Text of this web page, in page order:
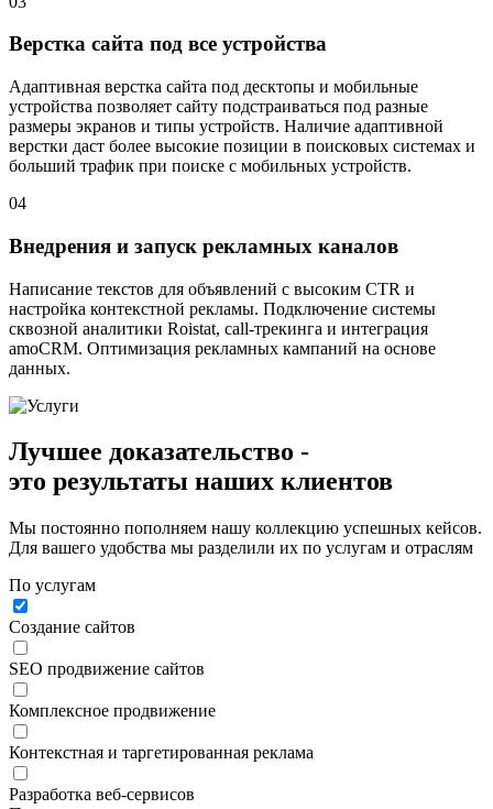
Верстка сайта под все устройства
Адаптивная верстка сайта под десктопы и мобильные
устройства позволяет сайту подстраиваться под разные
размеры экранов и типы устройств. Наличие адаптивной
верстки даст более высокие позиции в поисковых системах и
больший трафик при поиске с мобильных устройств.
04
Внедрения и запуск рекламных каналов
Написание текстов для объявлений с высоким CTR и
настройка контекстной рекламы. Подключение системы
сквозной аналитики Roistat, call-трекинга и интеграция
amoCRM. Оптимизация рекламных кампаний на основе
данных.
Лучшее доказательство -
это результаты наших клиентов
Мы постоянно пополняем нашу коллекцию успешных кейсов.
Для вашего удобства мы разделили их по услугам и отраслям
По услугам
Создание сайтов
SEO продвижение сайтов
Комплексное продвижение
Контекстная и таргетированная реклама
Разработка веб-сервисов